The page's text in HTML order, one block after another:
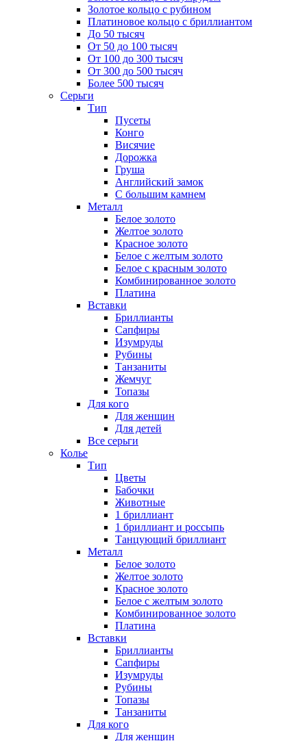
Золотое кольцо с рубином
Платиновое кольцо с бриллиантом
До 50 тысяч
От 50 до 100 тысяч
От 100 до 300 тысяч
От 300 до 500 тысяч
Более 500 тысяч
Серьги
Тип
Пусеты
Конго
Висячие
Дорожка
Груша
Английский замок
С большим камнем
Металл
Белое золото
Желтое золото
Красное золото
Белое с желтым золото
Белое с красным золото
Комбинированное золото
Платина
Вставки
Бриллианты
Сапфиры
Изумруды
Рубины
Танзаниты
Жемчуг
Топазы
Для кого
Для женщин
Для детей
Все серьги
Колье
Тип
Цветы
Бабочки
Животные
1 бриллиант
1 бриллиант и россыпь
Танцующий бриллиант
Металл
Белое золото
Желтое золото
Красное золото
Белое с желтым золото
Комбинированное золото
Платина
Вставки
Бриллианты
Сапфиры
Изумруды
Рубины
Топазы
Танзаниты
Для кого
Для женщин